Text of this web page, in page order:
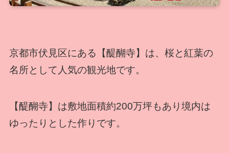
京都市伏見区にある【醍醐寺】は、桜と紅葉の
名所として人気の観光地です。
【醍醐寺】は敷地面積約200万坪もあり境内は
ゆったりとした作りです。